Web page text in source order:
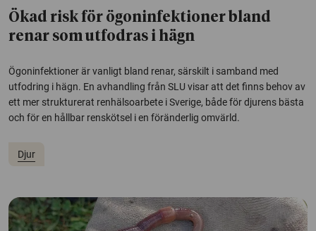
Ökad risk för ögoninfektioner bland
renar som utfodras i hägn
Ögoninfektioner är vanligt bland renar, särskilt i samband med
utfodring i hägn. En avhandling från SLU visar att det finns behov av
ett mer strukturerat renhälsoarbete i Sverige, både för djurens bästa
och för en hållbar renskötsel i en föränderlig omvärld.
Djur